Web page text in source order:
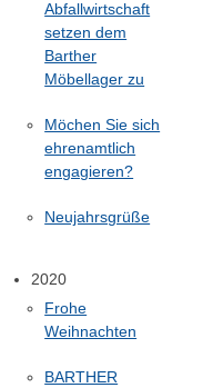
Abfallwirtschaft
setzen dem
Barther
Möbellager zu
Möchen Sie sich
ehrenamtlich
engagieren?
Neujahrsgrüße
2020
Frohe
Weihnachten
BARTHER